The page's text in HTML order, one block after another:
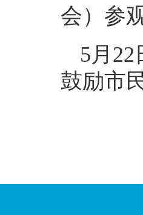
会）参观
5月
鼓励市